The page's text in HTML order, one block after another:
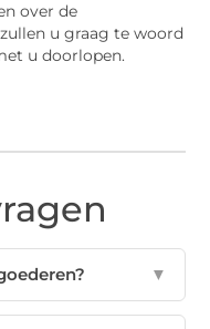
over de
u graag te woord
u doorlopen.
▼